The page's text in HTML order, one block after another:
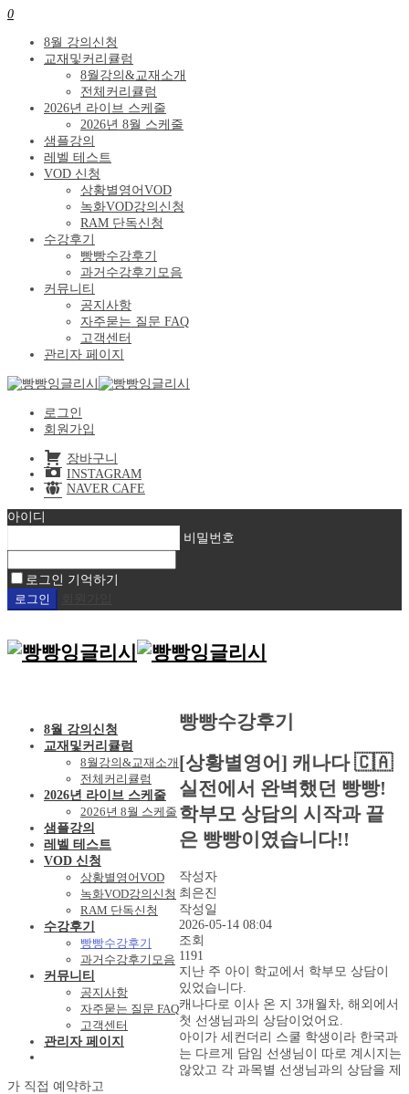
0
8월 강의신청
교재및커리큘럼
8월강의&교재소개
전체커리큘럼
2026년 라이브 스케줄
2026년 8월 스케줄
샘플강의
레벨 테스트
VOD 신청
상황별영어VOD
녹화VOD강의신청
RAM 단독신청
수강후기
빵빵수강후기
과거수강후기모음
커뮤니티
공지사항
자주묻는 질문 FAQ
고객센터
관리자 페이지
로그인
회원가입
장바구니
INSTAGRAM
NAVER CAFE
아이디
비밀번호
로그인 기억하기
8월 강의신청
교재및커리큘럼
8월강의&교재소개
전체커리큘럼
2026년 라이브 스케줄
2026년 8월 스케줄
샘플강의
레벨 테스트
VOD 신청
상황별영어VOD
녹화VOD강의신청
RAM 단독신청
수강후기
빵빵수강후기
과거수강후기모음
커뮤니티
공지사항
자주묻는 질문 FAQ
고객센터
관리자 페이지
빵빵수강후기
[상황별영어] 캐나다 🇨🇦
실전에서 완벽했던 빵빵!
학부모 상담의 시작과 끝
은 빵빵이였습니다!!
작성자
최은진
작성일
2026-05-14 08:04
조회
1191
지난 주 아이 학교에서 학부모 상담이
있었습니다.
캐나다로 이사 온 지 3개월차, 해외에서
첫 선생님과의 상담이었어요.
아이가 세컨더리 스쿨 학생이라 한국과
는 다르게 담임 선생님이 따로 계시지는
않았고 각 과목별 선생님과의 상담을 제
가 직접 예약하고